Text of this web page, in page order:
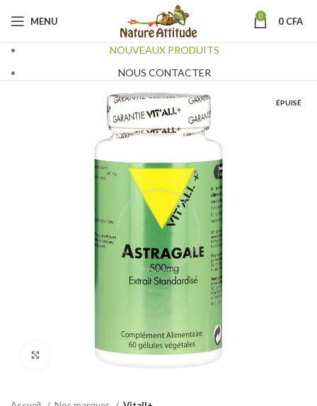
MENU 0 0 CFA
NOUVEAUX PRODUITS
NOUS CONTACTER
ÉPUISÉ
Click to enlarge